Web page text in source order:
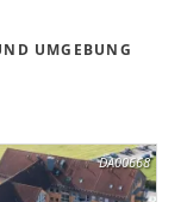
UMGEBUNG
DA00668